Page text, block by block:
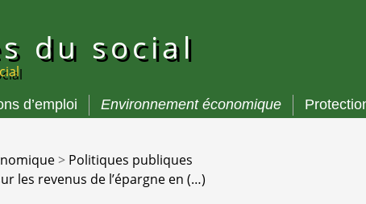
du social
d’emploi Environnement économique
> Politiques publiques
les revenus de l’épargne en (…)